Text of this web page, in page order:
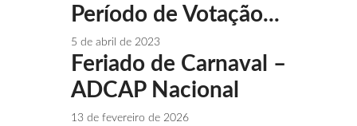
Período de Votação...
5 de abril de 2023
Feriado de Carnaval –
ADCAP Nacional
13 de fevereiro de 2026